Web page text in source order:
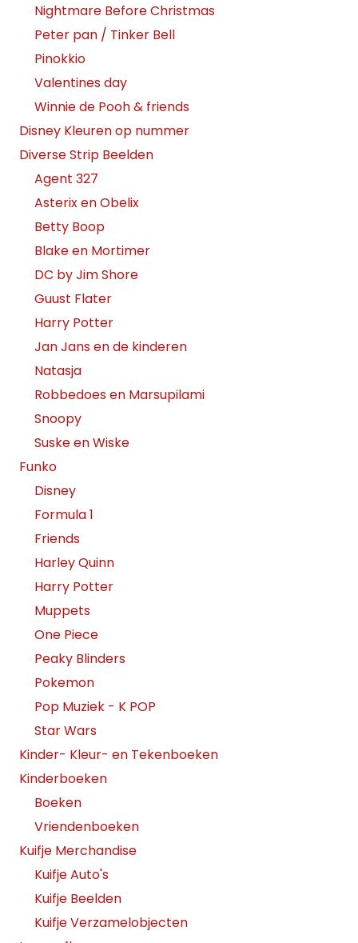
Nightmare Before Christmas
Peter pan / Tinker Bell
Pinokkio
Valentines day
Winnie de Pooh & friends
Disney Kleuren op nummer
Diverse Strip Beelden
Agent 327
Asterix en Obelix
Betty Boop
Blake en Mortimer
DC by Jim Shore
Guust Flater
Harry Potter
Jan Jans en de kinderen
Natasja
Robbedoes en Marsupilami
Snoopy
Suske en Wiske
Funko
Disney
Formula 1
Friends
Harley Quinn
Harry Potter
Muppets
One Piece
Peaky Blinders
Pokemon
Pop Muziek - K POP
Star Wars
Kinder- Kleur- en Tekenboeken
Kinderboeken
Boeken
Vriendenboeken
Kuifje Merchandise
Kuifje Auto's
Kuifje Beelden
Kuifje Verzamelobjecten